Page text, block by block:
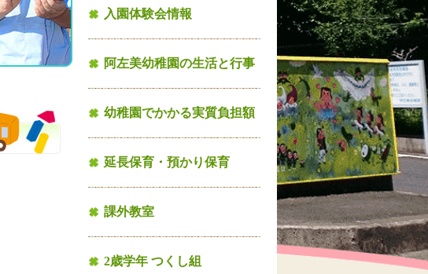
入園体験会情報
阿左美幼稚園の生活と行事
幼稚園でかかる実質負担額
延長保育・預かり保育
課外教室
2歳学年 つくし組